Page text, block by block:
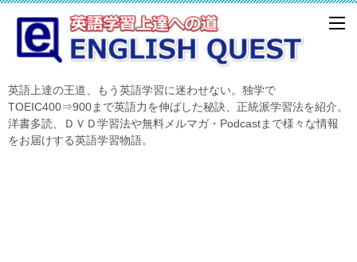
英語上達の王道、もう英語学習に迷わせない。独学で
TOEIC400⇒900まで英語力を伸ばした秘訣、正統派学習法を紹介。
洋書多読、ＤＶＤ学習法や無料メルマガ・Podcastまで様々な情報
をお届けする英語学習物語。